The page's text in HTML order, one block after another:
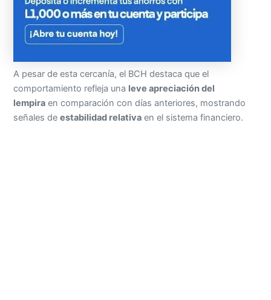
A pesar de esta cercanía, el BCH destaca que el
comportamiento refleja una leve apreciación del
lempira en comparación con días anteriores, mostrando
señales deestabilidad relativa en el sistema financiero.